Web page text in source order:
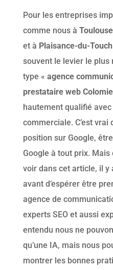
Pour les entreprises
comme nous à
et à Plaisance-du-
souvent le levier le plus
type « agence
prestataire web
hautement qualifié
commerciale. C’est
position sur Google,
Google à tout prix.
voir dans cet article, il y
avant d’espérer être
agence de
experts SEO et aussi
entendu nous ne
qu’une IA, mais nous
montrer les bonnes